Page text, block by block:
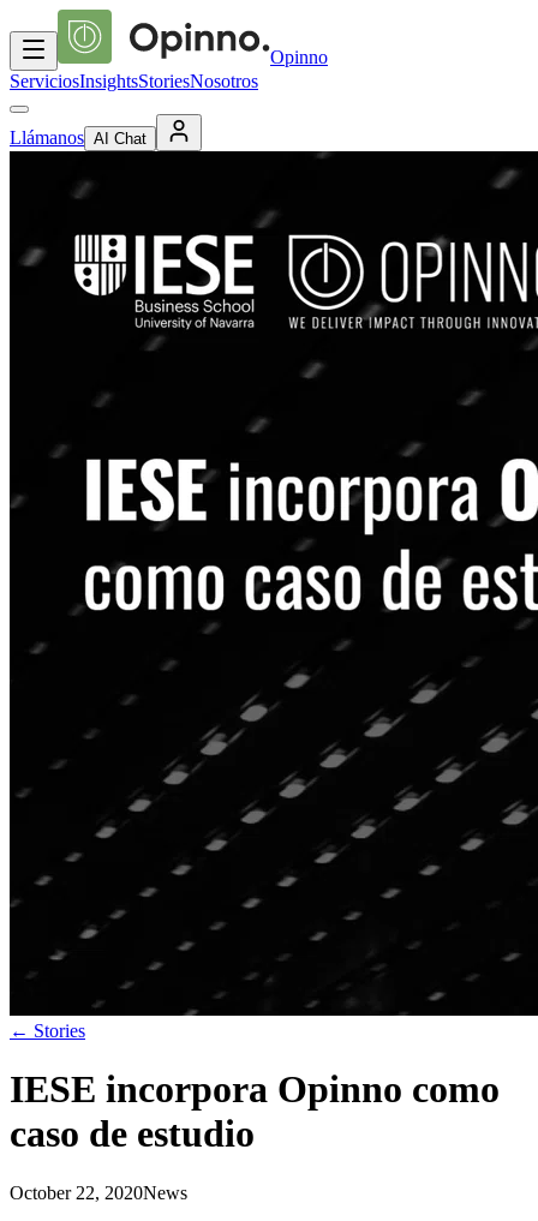
Opinno
ServiciosInsightsStoriesNosotros
Llámanos AI Chat
← Stories
IESE incorpora Opinno como
caso de estudio
October 22, 2020News